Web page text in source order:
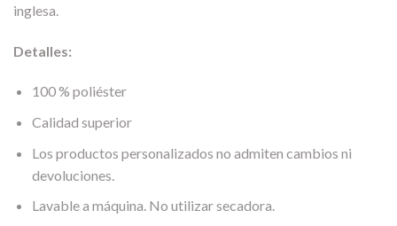
inglesa.
Detalles:
100 % poliéster
Calidad superior
Los productos personalizados no admiten cambios ni
devoluciones.
Lavable a máquina. No utilizar secadora.